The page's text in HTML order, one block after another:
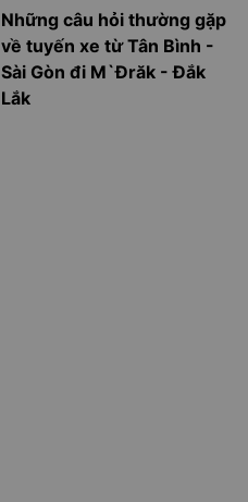
Những câu hỏi thường gặp
về tuyến xe từ Tân Bình -
Sài Gòn đi M`Đrăk - Đắk
Lắk